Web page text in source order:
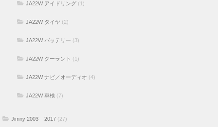
JA22W アイドリング (1)
JA22W タイヤ (2)
JA22W バッテリー (3)
JA22W クーラント (1)
JA22W ナビ／オーディオ (4)
JA22W 車検 (7)
Jimny 2003 – 2017 (27)